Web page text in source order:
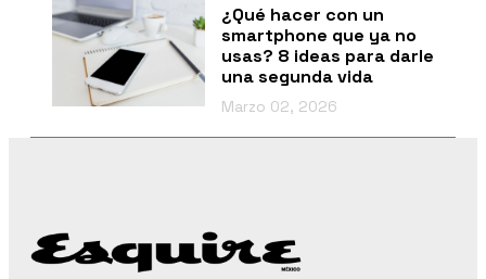
¿Qué hacer con un
smartphone que ya no
usas? 8 ideas para darle
una segunda vida
Marzo 02, 2026